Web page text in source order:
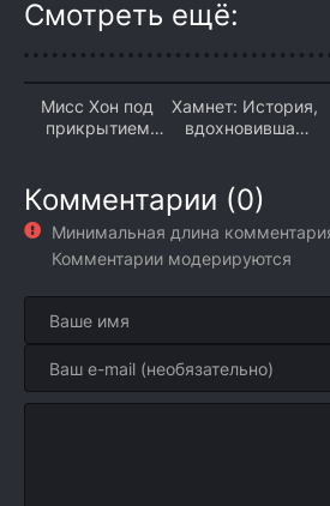
Смотреть ещё:
Мисс Хон под
прикрытием
Хамнет: История,
вдохновившая
Комментарии (0)
Минимальная длина
Комментарии модерируются